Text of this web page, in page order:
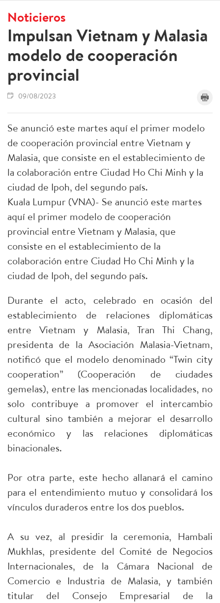
Noticieros
Impulsan Vietnam y Malasia
modelo de cooperación
provincial
09/08/2023
Se anunció este martes aquí el primer modelo
de cooperación provincial entre Vietnam y
Malasia, que consiste en el establecimiento de
la colaboración entre Ciudad Ho Chi Minh y la
ciudad de Ipoh, del segundo país.
Kuala Lumpur (VNA)- Se anunció este martes
aquí el primer modelo de cooperación
provincial entre Vietnam y Malasia, que
consiste en el establecimiento de la
colaboración entre Ciudad Ho Chi Minh y la
ciudad de Ipoh, del segundo país.
Durante el acto, celebrado en ocasión del
establecimiento de relaciones diplomáticas
entre Vietnam y Malasia, Tran Thi Chang,
presidenta de la Asociación Malasia-Vietnam,
notificó que el modelo denominado “Twin city
cooperation” (Cooperación de ciudades
gemelas), entre las mencionadas localidades, no
solo contribuye a promover el intercambio
cultural sino también a mejorar el desarrollo
económico y las relaciones diplomáticas
binacionales.
Por otra parte, este hecho allanará el camino
para el entendimiento mutuo y consolidará los
vínculos duraderos entre los dos pueblos.
A su vez, al presidir la ceremonia, Hambali
Mukhlas, presidente del Comité de Negocios
Internacionales, de la Cámara Nacional de
Comercio e Industria de Malasia, y también
titular del Consejo Empresarial de la